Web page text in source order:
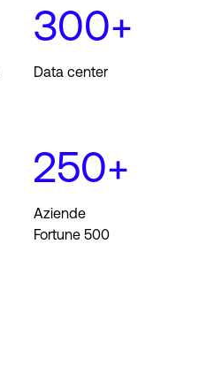
300+
Data center
250+
Aziende
Fortune 500